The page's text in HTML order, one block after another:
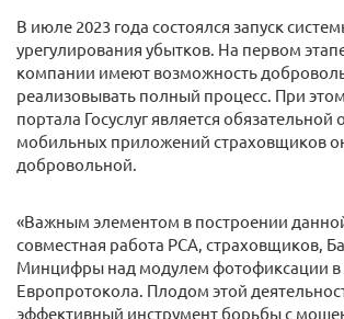
В июле 2023 года состоялся запуск
урегулирования убытков. На первом
компании имеют возможность
реализовывать полный процесс. При
портала Госуслуг является обязательной
мобильных приложений страховщиков
добровольной.
«Важным элементом в построении
совместная работа РСА, страховщиков,
Минцифры над модулем фотофиксации в
Европротокола. Плодом этой
эффективный инструмент борьбы с